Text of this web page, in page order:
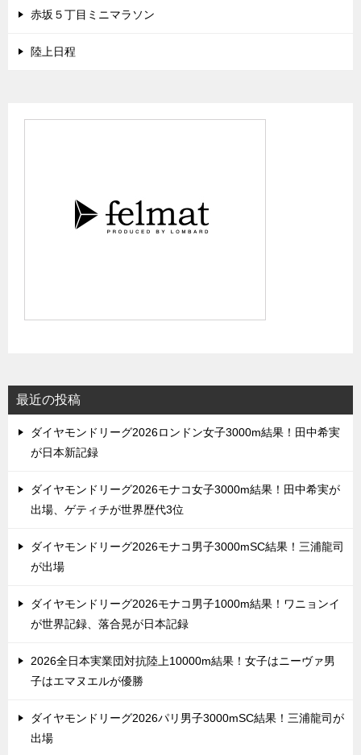
赤坂５丁目ミニマラソン
陸上日程
最近の投稿
ダイヤモンドリーグ2026ロンドン女子3000m結果！田中希実
が日本新記録
ダイヤモンドリーグ2026モナコ女子3000m結果！田中希実が
出場、ゲティチが世界歴代3位
ダイヤモンドリーグ2026モナコ男子3000mSC結果！三浦龍司
が出場
ダイヤモンドリーグ2026モナコ男子1000m結果！ワニョンイ
が世界記録、落合晃が日本記録
2026全日本実業団対抗陸上10000m結果！女子はニーヴァ男
子はエマヌエルが優勝
ダイヤモンドリーグ2026パリ男子3000mSC結果！三浦龍司が
出場